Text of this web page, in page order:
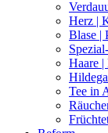
Herz |
Blase |
Haare |
Tee in